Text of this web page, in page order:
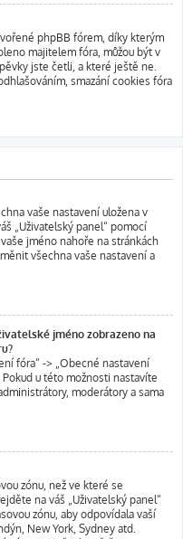
phpBB fórem, díky kterým
majitelem fóra, můžou být v
jste četli, a které ještě ne.
smazání cookies fóra
vaše nastavení uložena v
„Uživatelský panel“ pomocí
jméno nahoře na stránkách
všechna vaše nastavení a
jméno zobrazeno na
fóra“ -> „Obecné nastavení
Pokud u této možnosti nastavíte
moderátory a sama
zónu, než ve které se
na váš „Uživatelský panel“
zónu, aby odpovídala vaší
New York, Sydney atd.